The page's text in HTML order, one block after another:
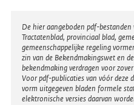
Disclaimer
De hier aangeboden pdf-
Tractatenblad, provinciaal blad,
gemeenschappelijke regeling
zin van de Bekendmakingswet en
bekendmaking verdragen voor
Voor pdf-publicaties van vóór deze
vorm uitgegeven bladen formele
elektronische versies daarvan